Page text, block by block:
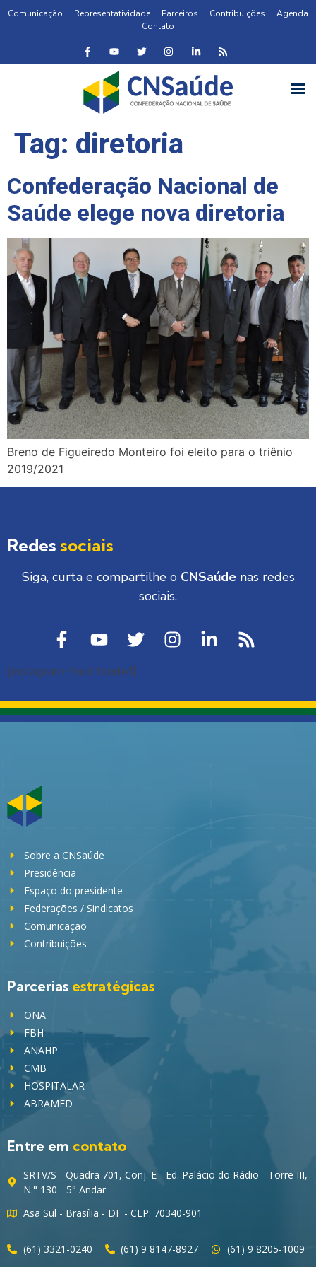
Comunicação Representatividade Parceiros Contribuições
Agenda
Contato
Tag: diretoria
Confederação Nacional de
Saúde elege nova diretoria
Breno de Figueiredo Monteiro foi eleito para o triênio
2019/2021
Redes sociais
Siga, curta e compartilhe o CNSaúdenas redes
sociais.
[instagram-feed feed=1]
Sobre a CNSaúde
Presidência
Espaço do presidente
Federações / Sindicatos
Comunicação
Contribuições
Parcerias estratégicas
ONA
FBH
ANAHP
CMB
HOSPITALAR
ABRAMED
Entre em contato
SRTV/S - Quadra 701, Conj. E - Ed. Palácio do Rádio - Torre III,
N.° 130 - 5° Andar
Asa Sul - Brasília - DF - CEP: 70340-901
(61) 3321-0240 (61) 9 8147-8927 (61) 9 8205-1009